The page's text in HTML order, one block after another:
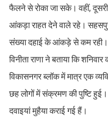
फैलने से रोका जा सके। वहीं,
आंकड़ा राहत देने वाले रहे।
संख्या दहाई के आंकड़े से कम रही।
विनीता राणा ने बताया कि
विकासनगर ब्लॉक में मात्र एक
छह लोगों में संक्रमण की पुष्टि
दवाइयां मुहैया कराई गई हैं।